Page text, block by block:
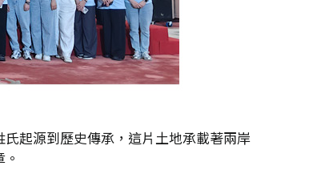
起源到歷史傳承，這片土地承載著兩岸